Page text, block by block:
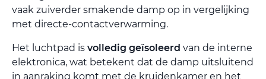
vaak zuiverder smakende damp op in vergelijking
met directe-contactverwarming.
Het luchtpad is volledig geïsoleerd van de interne
elektronica, wat betekent dat de damp uitsluitend
in aanraking komt met de kruidenkamer en het